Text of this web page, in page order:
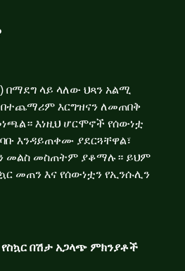
በማደግ ላይ ላለው ህጻን አልሚ
በተጨማሪም እርግዝናን ለመጠበቅ
እነዚህ ሆርሞኖች የሰውነቷ
እንዳይጠቀሙ ያደርጓቸዋል፣
መልስ መስጠትም ያቆማሉ። ይህም
መጠን እና የሰውነቷን የኢንሱሊን
በሽታ አጋላጭ ምክንያቶች